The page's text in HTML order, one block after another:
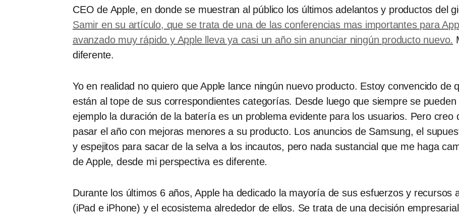
CEO de Apple, en donde se muestran al público los últimos adelantos y productos del
Samir en su artículo, que se trata de una de las conferencias mas importantes para
avanzado muy rápido y Apple lleva ya casi un año sin anunciar ningún producto nuevo.
diferente.
Yo en realidad no quiero que Apple lance ningún nuevo producto. Estoy convencido de
están al tope de sus correspondientes categorías. Desde luego que siempre se
ejemplo la duración de la batería es un problema evidente para los usuarios. Pero creo
pasar el año con mejoras menores a su producto. Los anuncios de Samsung, el
y espejitos para sacar de la selva a los incautos, pero nada sustancial que me haga
de Apple, desde mi perspectiva es diferente.
Durante los últimos 6 años, Apple ha dedicado la mayoría de sus esfuerzos y recursos
(iPad e iPhone) y el ecosistema alrededor de ellos. Se trata de una decisión